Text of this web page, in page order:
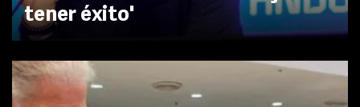
tener éxito'